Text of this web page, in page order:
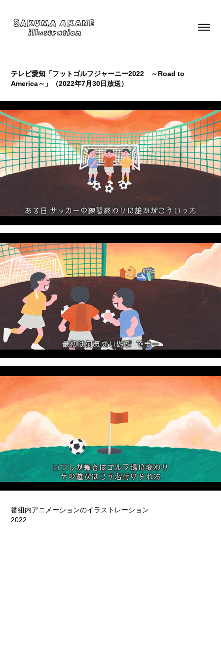
テレビ愛知「フットゴルフジャーニー2022　～Road to
America～」（2022年7月30日放送）
番組内アニメーションのイラストレーション
2022